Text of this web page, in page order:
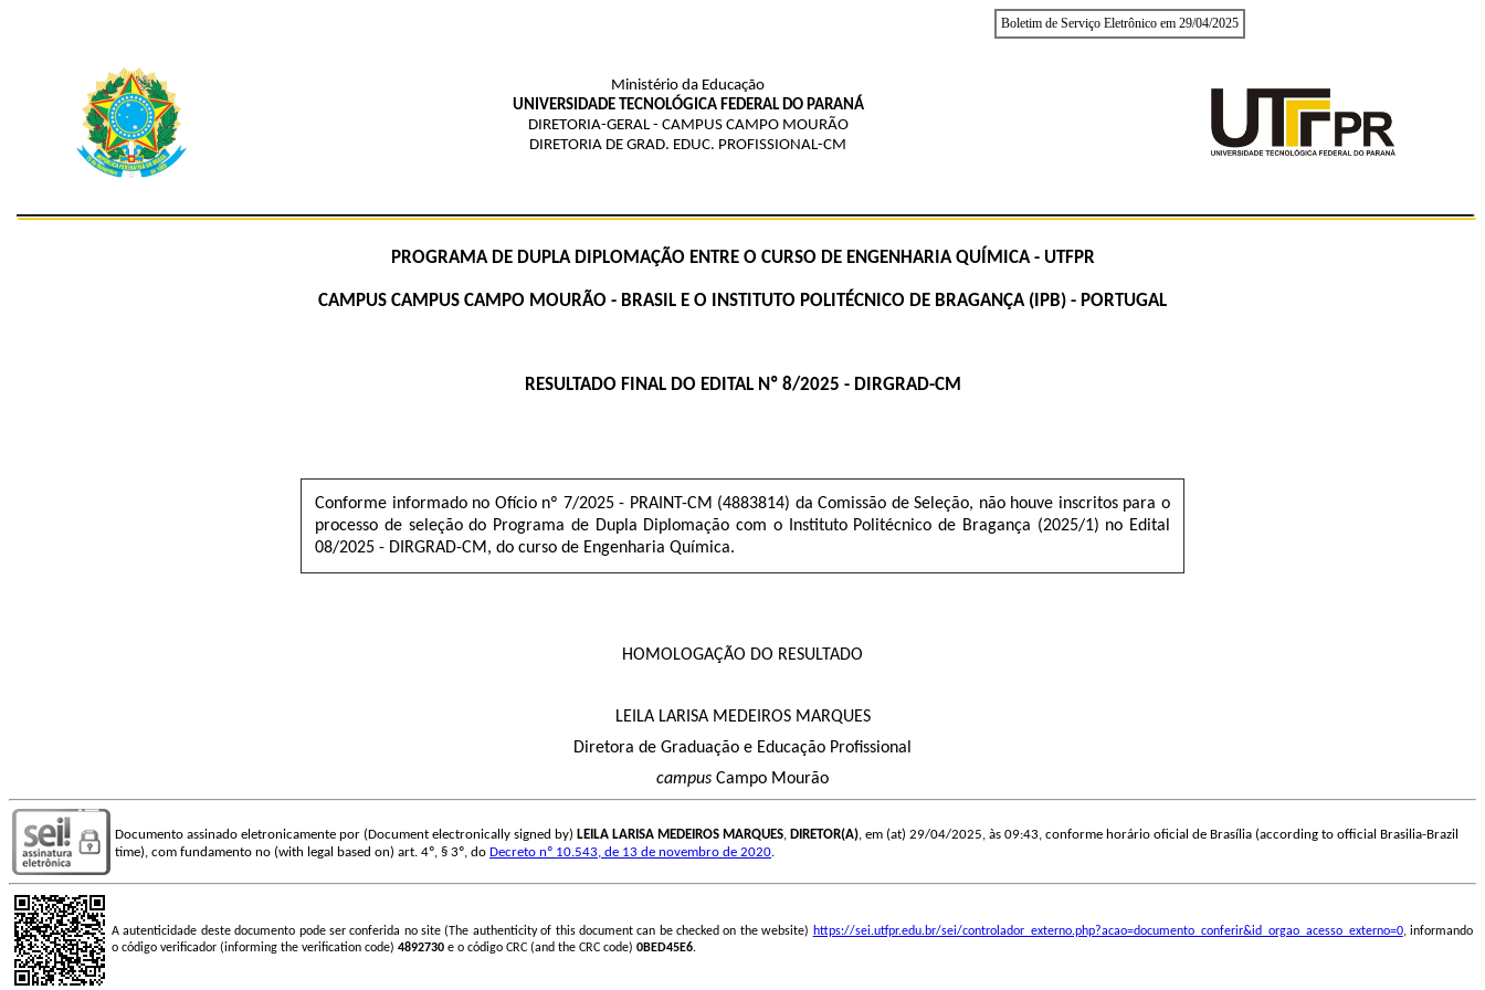
Boletim de Serviço Eletrônico em 29/04/2025
Ministério da Educação
UNIVERSIDADE TECNOLÓGICA FEDERAL DO PARANÁ
DIRETORIA-GERAL - CAMPUS CAMPO MOURÃO
DIRETORIA DE GRAD. EDUC. PROFISSIONAL-CM
PROGRAMA DE DUPLA DIPLOMAÇÃO ENTRE O CURSO DE ENGENHARIA QUÍMICA - UTFPR
CAMPUS CAMPUS CAMPO MOURÃO - BRASIL E O INSTITUTO POLITÉCNICO DE BRAGANÇA (IPB) - PORTUGAL
RESULTADO FINAL DO EDITAL Nº 8/2025 - DIRGRAD-CM
Conforme informado no Ofício nº 7/2025 - PRAINT-CM (4883814) da Comissão de Seleção, não houve inscritos para o
processo de seleção do Programa de Dupla Diplomação com o Instituto Politécnico de Bragança (2025/1) no Edital
08/2025 - DIRGRAD-CM, do curso de Engenharia Química.
HOMOLOGAÇÃO DO RESULTADO
LEILA LARISA MEDEIROS MARQUES
Diretora de Graduação e Educação Profissional
campus Campo Mourão
Documento assinado eletronicamente por (Document electronically signed by) LEILA LARISA MEDEIROS MARQUES, DIRETOR(A), em (at) 29/04/2025, às 09:43, conforme horário oficial de Brasília (according to official Brasilia-Brazil
time), com fundamento no (with legal based on) art. 4º, § 3º, do Decreto nº 10.543, de 13 de novembro de 2020.
A autenticidade deste documento pode ser conferida no site (The authenticity of this document can be checked on the website) https://sei.utfpr.edu.br/sei/controlador_externo.php?acao=documento_conferir&id_orgao_acesso_externo=0, informando
o código verificador (informing the verification code) 4892730 e o código CRC (and the CRC code) 0BED45E6.